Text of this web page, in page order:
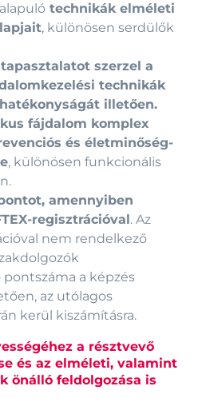
technikák elméleti
, különösen serdülők
szerzel a
technikák
illetően.
fájdalom komplex
és életminőség-
, különösen funkcionális
amennyiben
regisztrációval. Az
nem rendelkező
a képzés
az utólagos
kerül kiszámításra.
a résztvevő
és az elméleti, valamint
önálló feldolgozása is